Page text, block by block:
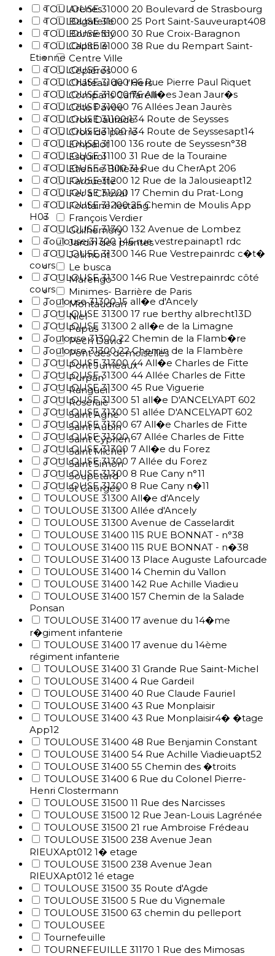
Arènes
Bagatelle
Bonnefoy
Capitole
Centre Ville
Cépières
Château de l'Hers
Compans Caffarelli
Côte Pavée
Croix Daurade
Croix de pierre
Empalot
Esquirol
Etienne Billières
Farouette
Fer à Cheval
Fontaine-lestang
François Verdier
Guilheméry
Jardin des plantes
Jolimont
Le busca
Marengo
Minimes- Barrière de Paris
Montaudran
Niel
Papus
Pech David
Pont des demoiselles
Pont Jumeaux
Purpan
Rangueil
Roseraie
Saint Agne
Saint Aubin
Saint Cyprien
Saint Michel
Saint Simon
Soupetard
St Georges
TOULOUSE 31000 20 Boulevard de Strasbourg
TOULOUSE 31000 25 Port Saint-Sauveurapt408
TOULOUSE 31000 30 Rue Croix-Baragnon
TOULOUSE 31000 38 Rue du Rempart Saint-
Etienne
TOULOUSE 31000 6
TOULOUSE 31000 66 Rue Pierre Paul Riquet
TOULOUSE 31000 76 All�es Jean Jaur�s
TOULOUSE 31000 76 Allées Jean Jaurès
TOULOUSE 31100 134 Route de Seysses
TOULOUSE 31100 134 Route de Seyssesapt14
TOULOUSE 31100 136 route de Seyssesn°38
TOULOUSE 31100 31 Rue de la Touraine
TOULOUSE 31100 31 Rue du CherApt 206
TOULOUSE 31200 12 Rue de la Jalousieapt12
TOULOUSE 31200 17 Chemin du Prat-Long
TOULOUSE 31200 25 Chemin de Moulis App
H03
TOULOUSE 31300 132 Avenue de Lombez
Toulouse 31300 146 rue vestrepainapt1 rdc
TOULOUSE 31300 146 Rue Vestrepainrdc c�t�
cours
TOULOUSE 31300 146 Rue Vestrepainrdc côté
cours
Toulouse 31300 15 all�e d'Ancely
TOULOUSE 31300 17 rue berthy albrecht13D
TOULOUSE 31300 2 all�e de la Limagne
Toulouse 31300 22 Chemin de la Flamb�re
Toulouse 31300 22 Chemin de la Flambère
TOULOUSE 31300 44 All�e Charles de Fitte
TOULOUSE 31300 44 Allée Charles de Fitte
TOULOUSE 31300 45 Rue Viguerie
TOULOUSE 31300 51 all�e D'ANCELYAPT 602
TOULOUSE 31300 51 allée D'ANCELYAPT 602
TOULOUSE 31300 67 All�e Charles de Fitte
TOULOUSE 31300 67 Allée Charles de Fitte
TOULOUSE 31300 7 All�e du Forez
TOULOUSE 31300 7 Allée du Forez
TOULOUSE 31300 8 Rue Cany n°11
TOULOUSE 31300 8 Rue Cany n�11
TOULOUSE 31300 All�e d'Ancely
TOULOUSE 31300 Allée d'Ancely
TOULOUSE 31300 Avenue de Casselardit
TOULOUSE 31400 115 RUE BONNAT - n°38
TOULOUSE 31400 115 RUE BONNAT - n�38
TOULOUSE 31400 13 Place Auguste Lafourcade
TOULOUSE 31400 14 Chemin du Vallon
TOULOUSE 31400 142 Rue Achille Viadieu
TOULOUSE 31400 157 Chemin de la Salade
Ponsan
TOULOUSE 31400 17 avenue du 14�me
r�giment infanterie
TOULOUSE 31400 17 avenue du 14ème
régiment infanterie
TOULOUSE 31400 31 Grande Rue Saint-Michel
TOULOUSE 31400 4 Rue Gardeil
TOULOUSE 31400 40 Rue Claude Fauriel
TOULOUSE 31400 43 Rue Monplaisir
TOULOUSE 31400 43 Rue Monplaisir4� �tage
App12
TOULOUSE 31400 48 Rue Benjamin Constant
TOULOUSE 31400 54 Rue Achille Viadieuapt52
TOULOUSE 31400 55 Chemin des �troits
TOULOUSE 31400 6 Rue du Colonel Pierre-
Henri Clostermann
TOULOUSE 31500 11 Rue des Narcisses
TOULOUSE 31500 12 Rue Jean-Louis Lagrénée
TOULOUSE 31500 21 rue Ambroise Frédeau
TOULOUSE 31500 238 Avenue Jean
RIEUXApt012 1� etage
TOULOUSE 31500 238 Avenue Jean
RIEUXApt012 1é etage
TOULOUSE 31500 35 Route d'Agde
TOULOUSE 31500 5 Rue du Vignemale
TOULOUSE 31500 63 chemin du pelleport
TOULOUSEE
Tournefeuille
TOURNEFEUILLE 31170 1 Rue des Mimosas